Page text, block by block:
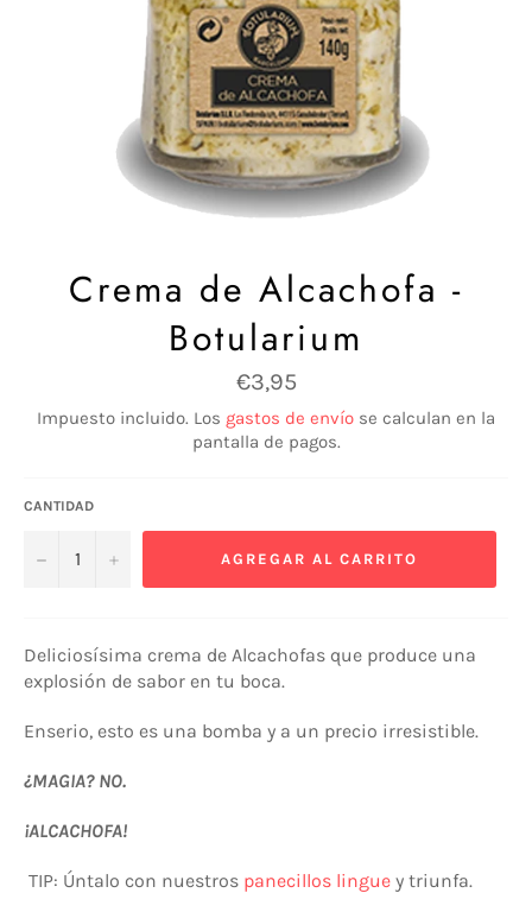
Crema de Alcachofa -
Botularium
Precio
habitual
€3,95
Impuesto incluido. Los gastos de envío se calculan en la
pantalla de pagos.
CANTIDAD
− + AGREGAR AL CARRITO
Deliciosísima crema de Alcachofas que produce una
explosión de sabor en tu boca.
Enserio, esto es una bomba y a un precio irresistible.
¿MAGIA? NO.
¡ALCACHOFA!
TIP: Úntalo con nuestros panecillos lingue y triunfa.